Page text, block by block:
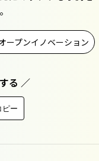
ープンイノベーション
る ／
ピー